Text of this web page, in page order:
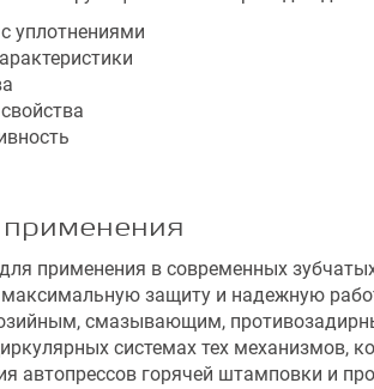
уплотнениями
применения в современных
защиту и надежную
смазывающим,
системах тех механизмов,
автопрессов горячей штамповки и